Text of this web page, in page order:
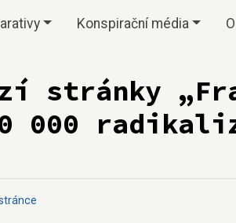
Konspirační média
stránky
000